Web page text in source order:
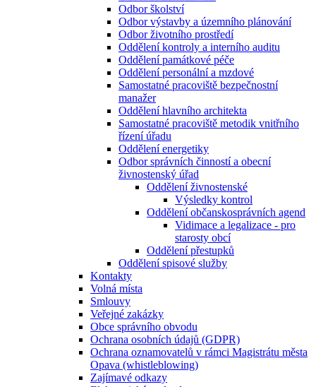
Odbor školství
Odbor výstavby a územního plánování
Odbor životního prostředí
Oddělení kontroly a interního auditu
Oddělení památkové péče
Oddělení personální a mzdové
Samostatné pracoviště bezpečnostní
manažer
Oddělení hlavního architekta
Samostatné pracoviště metodik vnitřního
řízení úřadu
Oddělení energetiky
Odbor správních činností a obecní
živnostenský úřad
Oddělení živnostenské
Výsledky kontrol
Oddělení občanskosprávních agend
Vidimace a legalizace - pro
starosty obcí
Oddělení přestupků
Oddělení spisové služby
Kontakty
Volná místa
Smlouvy
Veřejné zakázky
Obce správního obvodu
Ochrana osobních údajů (GDPR)
Ochrana oznamovatelů v rámci Magistrátu města
Opava (whistleblowing)
Zajímavé odkazy